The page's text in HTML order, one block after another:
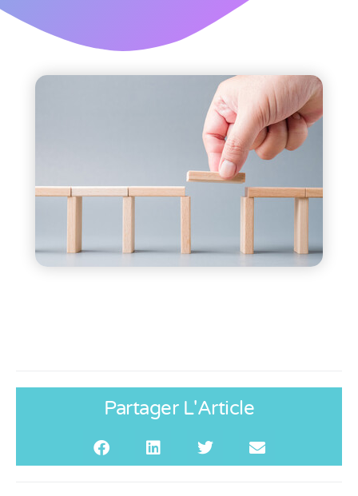
Partager L'Article